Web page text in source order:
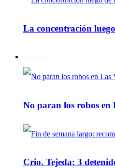
La concentración
No paran los robos en
Crio. Tejeda: 3